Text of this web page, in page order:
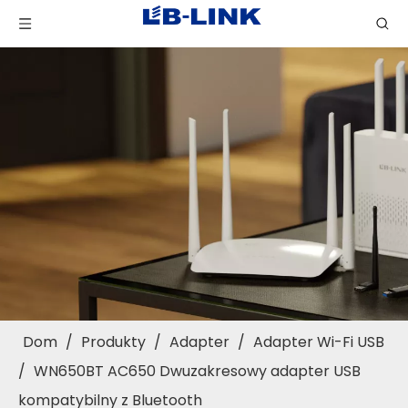
Dom / Produkty / Adapter / Adapter Wi-Fi USB
/ WN650BT AC650 Dwuzakresowy adapter USB
kompatybilny z Bluetooth